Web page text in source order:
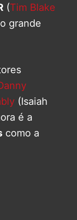
(Tim Blake
grande
(Isaiah
é a
como a